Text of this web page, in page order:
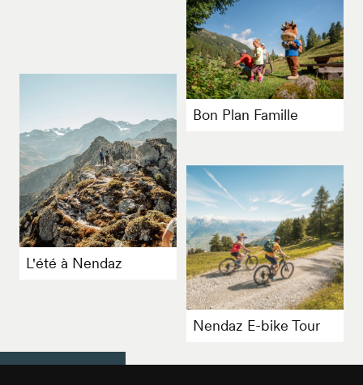
Bon Plan Famille
L'été à Nendaz
Nendaz E-bike Tour